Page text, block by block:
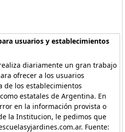
usuarios y establecimientos
diariamente un gran trabajo
ofrecer a los usuarios
de los establecimientos
estatales de Argentina. En
en la información provista o
la Institucion, le pedimos que
Fuente: